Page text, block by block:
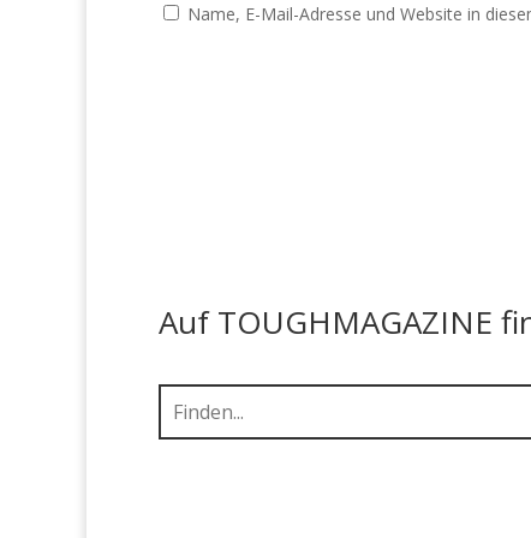
Name, E-Mail-Adresse und Website in
Auf TOUGHMAGAZINE